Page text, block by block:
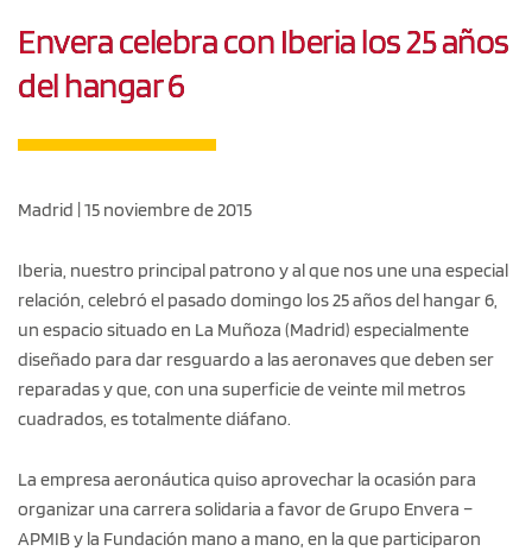
Envera celebra con Iberia los 25 años
del hangar 6
Madrid | 15 noviembre de 2015
Iberia, nuestro principal patrono y al que nos une una especial
relación, celebró el pasado domingo los 25 años del hangar 6,
un espacio situado en La Muñoza (Madrid) especialmente
diseñado para dar resguardo a las aeronaves que deben ser
reparadas y que, con una superficie de veinte mil metros
cuadrados, es totalmente diáfano.
La empresa aeronáutica quiso aprovechar la ocasión para
organizar una carrera solidaria a favor de Grupo Envera –
APMIB y la Fundación mano a mano, en la que participaron